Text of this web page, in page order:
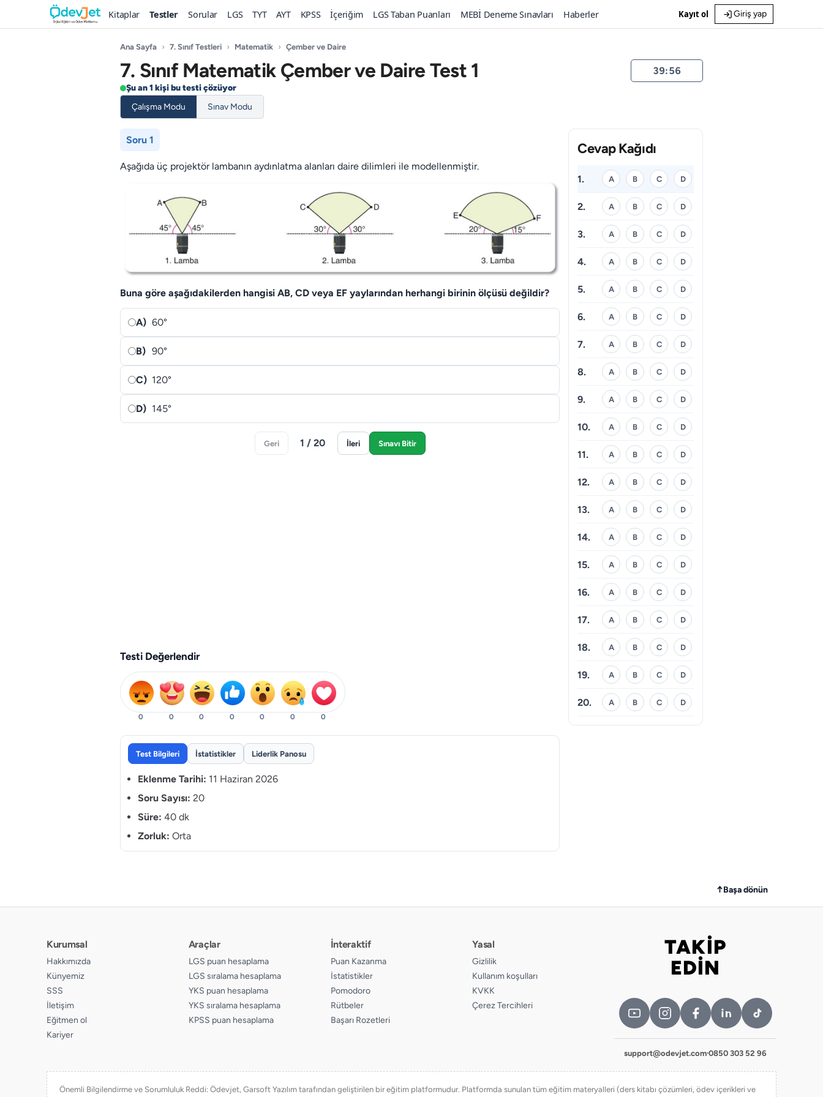
Kitaplar Testler Sorular LGS TYT AYT KPSS İçeriğim LGS Taban Puanları MEBİ Deneme Sınavları Haberler Kayıt ol Giriş yap
Ana Sayfa › 7. Sınıf Testleri › Matematik › Çember ve Daire
7. Sınıf Matematik Çember ve Daire Test 1
Şu an 1 kişi bu testi çözüyor
Çalışma Modu
Sınav Modu
39:55
Soru 1
Aşağıda üç projektör lambanın aydınlatma alanları daire dilimleri ile modellenmiştir.
Buna göre aşağıdakilerden hangisi AB, CD veya EF yaylarından herhangi birinin ölçüsü değildir?
A) 60°
B) 90°
C) 120°
D) 145°
Geri 1 / 20 İleri Sınavı Bitir
Testi Değerlendir
0 0 0 0 0 0 0
Cevap Kağıdı
1. A B C D
2. A B C D
3. A B C D
4. A B C D
5. A B C D
6. A B C D
7. A B C D
8. A B C D
9. A B C D
10. A B C D
11. A B C D
12. A B C D
13. A B C D
14. A B C D
15. A B C D
16. A B C D
17. A B C D
18. A B C D
19. A B C D
20. A B C D
Test Bilgileri İstatistikler Liderlik Panosu
Eklenme Tarihi: 11 Haziran 2026
Soru Sayısı: 20
Süre: 40 dk
Zorluk: Orta
↑Başa dönün
Kurumsal
Hakkımızda
Künyemiz
SSS
İletişim
Eğitmen ol
Kariyer
Araçlar
LGS puan hesaplama
LGS sıralama hesaplama
YKS puan hesaplama
YKS sıralama hesaplama
KPSS puan hesaplama
İnteraktif
Puan Kazanma
İstatistikler
Pomodoro
Rütbeler
Başarı Rozetleri
Yasal
Gizlilik
Kullanım koşulları
KVKK
Çerez Tercihleri
Bizi takip edin
TAKİP
EDİN
support@odevjet.com·0850 303 52 96
Önemli Bilgilendirme ve Sorumluluk Reddi: Ödevjet, Garsoft Yazılım tarafından geliştirilen bir eğitim platformudur. Platformda sunulan tüm eğitim materyalleri (ders kitabı çözümleri, ödev içerikleri ve